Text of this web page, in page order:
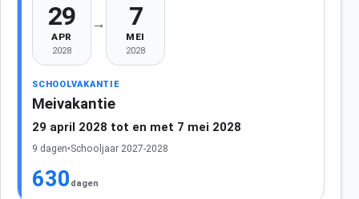
29
APR
2028
→ 7
MEI
2028
SCHOOLVAKANTIE
Meivakantie
29 april 2028 tot en met 7 mei 2028
9 dagen•Schooljaar 2027-2028
630 dagen